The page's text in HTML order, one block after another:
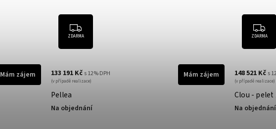
Mám zájem
ZDARMA
Pellea
Na objednání
133 191 Kč s 12% DPH
(v případě realizace)
Mám zájem
ZDARMA
Clou - pelet
Na objednání
148 521 Kč s
(v případě realizace)